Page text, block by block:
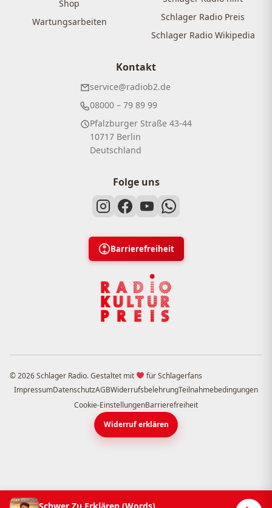
Shop
Wartungsarbeiten
Schlager Radio Preis
Schlager Radio Wikipedia
Kontakt
service@radiob2.de
08000 – 79 89 99
Pfalzburger Straße 43-44
10717 Berlin
Deutschland
Folge uns
Barrierefreiheit
© 2026 Schlager Radio. Gestaltet mit
für Schlagerfans
ImpressumDatenschutzAGBWiderrufsbelehrungTeilnahmebedingungen
Cookie-EinstellungenBarrierefreiheit
Widerruf erklären
Schwer Zu Erklären (Words)